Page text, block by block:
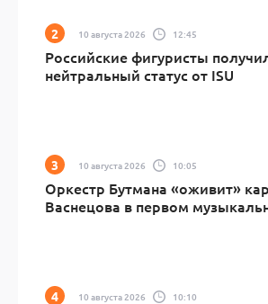
10 августа 2026 12:45
Российские фигуристы
нейтральный статус от ISU
10 августа 2026 10:05
Оркестр Бутмана «оживит»
Васнецова в первом
10 августа 2026 10:10